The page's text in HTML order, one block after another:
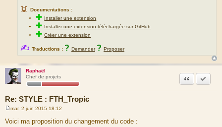
📖 Documentations :
✚ Installer une extension
✚ Installer une extension téléchargée sur GitHub
✚Créer une extension
✍ Traductions : ? Demander ? Proposer
Raphaël
Chef de projets
Re: STYLE : FTH_Tropic
Citation
e
s
mar. 2 juin 2015 18:12
Voici ma proposition du changement du code :